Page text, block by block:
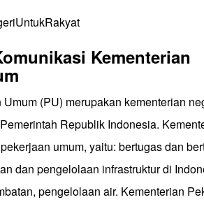
Kementerian
(PU) merupakan kementerian
Republik Indonesia.
umum, yaitu: bertugas dan
dan pengelolaan infrastruktur di
pengelolaan air. Kementerian